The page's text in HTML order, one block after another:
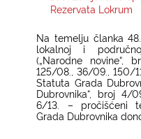
Rezervata Lokrum
Na temelju članka
lokalnoj i
(„Narodne novine“,
125/08., 36/09., 150/
Statuta Grada
Dubrovnika“, broj 4/
6/13. – pročišćeni
Grada Dubrovnika